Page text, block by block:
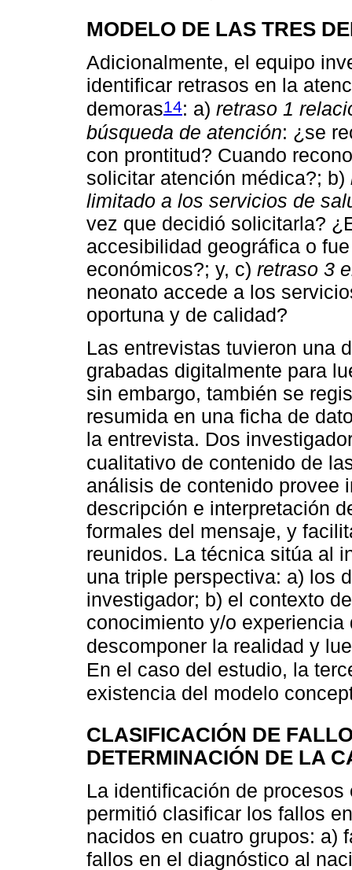
MODELO DE LAS TRES
Adicionalmente, el equipo
identificar retrasos en la
demoras14: a) retraso 1
búsqueda de atención: ¿se
con prontitud? Cuando
solicitar atención médica?; b)
limitado a los servicios de
vez que decidió solicitarla?
accesibilidad geográfica o
económicos?; y, c) retraso 3
neonato accede a los
oportuna y de calidad?
Las entrevistas tuvieron una
grabadas digitalmente para
sin embargo, también se
resumida en una ficha de
la entrevista. Dos
cualitativo de contenido de
análisis de contenido provee
descripción e interpretación
formales del mensaje, y
reunidos. La técnica sitúa al
una triple perspectiva: a) los
investigador; b) el contexto
conocimiento y/o
descomponer la realidad y
En el caso del estudio, la
existencia del modelo
CLASIFICACIÓN DE
DETERMINACIÓN DE LA
La identificación de
permitió clasificar los fallos
nacidos en cuatro grupos: a)
fallos en el diagnóstico al